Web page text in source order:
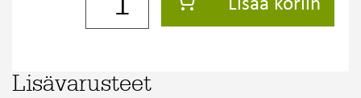
Lisävarusteet